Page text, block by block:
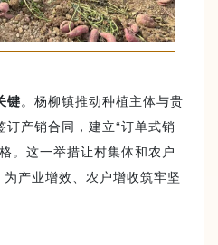
键。杨柳镇推动种植主体与贵
产销合同，建立“订单式销
。这一举措让村集体和农户
产业增效、农户增收筑牢坚